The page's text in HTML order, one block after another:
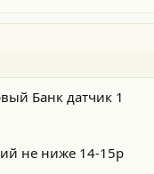
Банк датчик 1
не ниже 14-15р